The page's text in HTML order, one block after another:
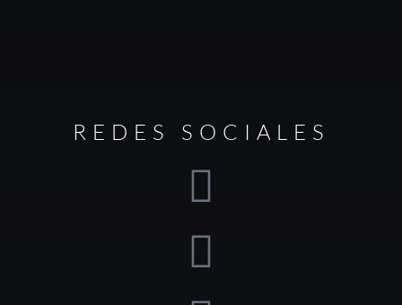
REDES SOCIALES